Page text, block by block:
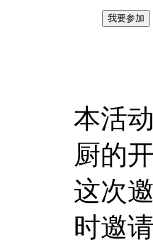
我要参加
本活
厨的
这次
时邀